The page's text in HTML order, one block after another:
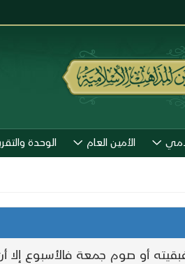
الأمين العام الوحدة
فبقيته أو صوم جمعة فالأسبوع